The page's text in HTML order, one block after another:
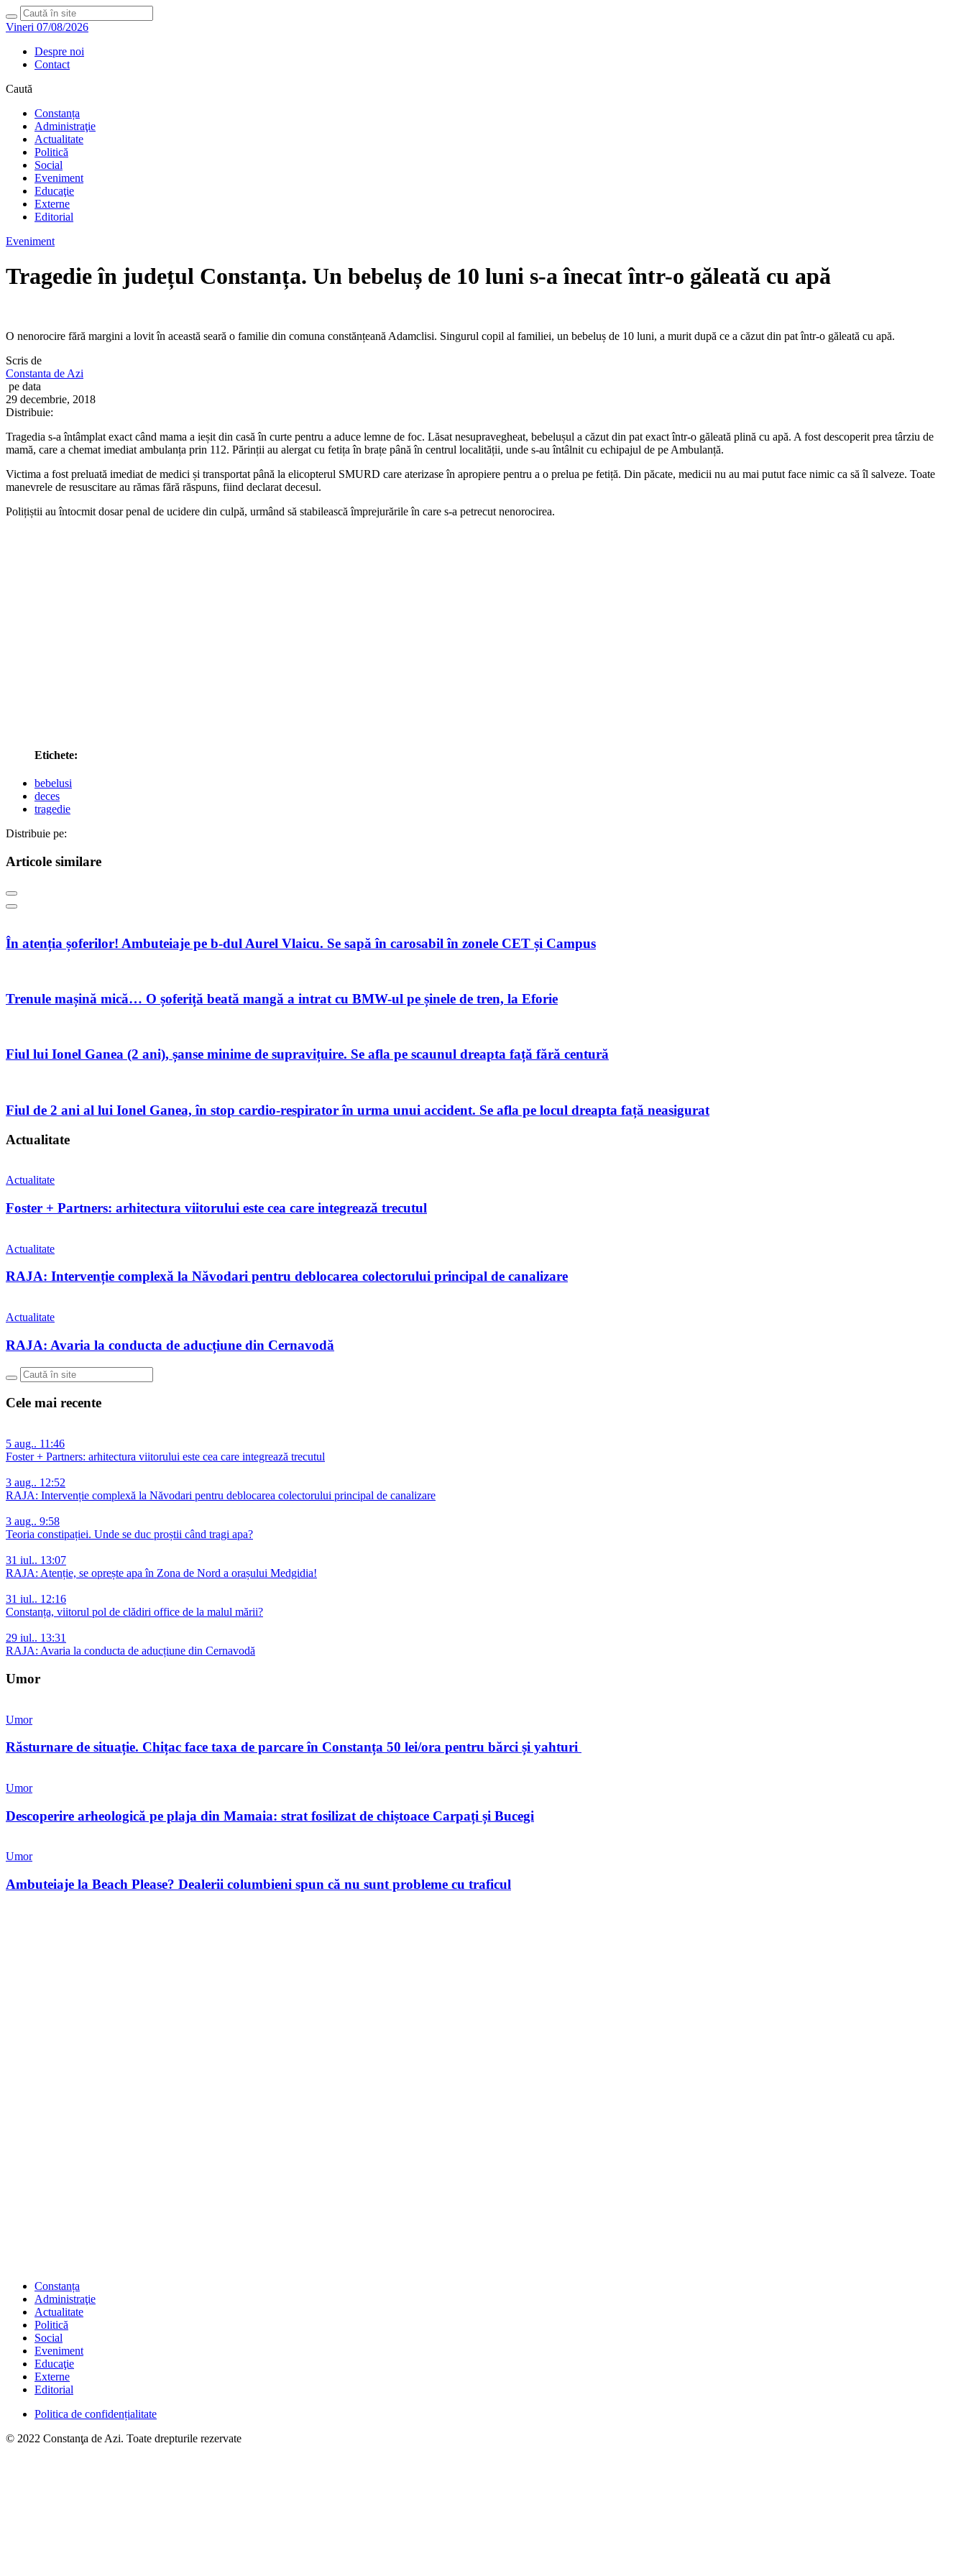
Vineri 07/08/2026
Despre noi
Contact
Caută
Constanța
Administraţie
Actualitate
Politică
Social
Eveniment
Educaţie
Externe
Editorial
Eveniment
Tragedie în județul Constanța. Un bebeluș de 10 luni s-a înecat într-o găleată cu apă
O nenorocire fără margini a lovit în această seară o familie din comuna constănțeană Adamclisi. Singurul copil al familiei, un bebeluș de 10 luni, a murit după ce a căzut din pat într-o găleată cu apă.
Scris de
Constanta de Azi
pe data
29 decembrie, 2018
Distribuie:
Tragedia s-a întâmplat exact când mama a ieșit din casă în curte pentru a aduce lemne de foc. Lăsat nesupravegheat, bebelușul a căzut din pat exact într-o găleată plină cu apă. A fost descoperit prea târziu de
mamă, care a chemat imediat ambulanța prin 112. Părinții au alergat cu fetița în brațe până în centrul localității, unde s-au întâlnit cu echipajul de pe Ambulanță.
Victima a fost preluată imediat de medici și transportat până la elicopterul SMURD care aterizase în apropiere pentru a o prelua pe fetiță. Din păcate, medicii nu au mai putut face nimic ca să îl salveze. Toate
manevrele de resuscitare au rămas fără răspuns, fiind declarat decesul.
Polițiștii au întocmit dosar penal de ucidere din culpă, urmând să stabilească împrejurările în care s-a petrecut nenorocirea.
Etichete:
bebelusi
deces
tragedie
Distribuie pe:
Articole similare
În atenția șoferilor! Ambuteiaje pe b-dul Aurel Vlaicu. Se sapă în carosabil în zonele CET și Campus
Trenule mașină mică… O șoferiță beată mangă a intrat cu BMW-ul pe șinele de tren, la Eforie
Fiul lui Ionel Ganea (2 ani), șanse minime de supravițuire. Se afla pe scaunul dreapta față fără centură
Fiul de 2 ani al lui Ionel Ganea, în stop cardio-respirator în urma unui accident. Se afla pe locul dreapta față neasigurat
Actualitate
Actualitate
Foster + Partners: arhitectura viitorului este cea care integrează trecutul
Actualitate
RAJA: Intervenție complexă la Năvodari pentru deblocarea colectorului principal de canalizare
Actualitate
RAJA: Avaria la conducta de aducțiune din Cernavodă
Cele mai recente
5 aug.. 11:46
Foster + Partners: arhitectura viitorului este cea care integrează trecutul
3 aug.. 12:52
RAJA: Intervenție complexă la Năvodari pentru deblocarea colectorului principal de canalizare
3 aug.. 9:58
Teoria constipației. Unde se duc proștii când tragi apa?
31 iul.. 13:07
RAJA: Atenție, se oprește apa în Zona de Nord a orașului Medgidia!
31 iul.. 12:16
Constanța, viitorul pol de clădiri office de la malul mării?
29 iul.. 13:31
RAJA: Avaria la conducta de aducțiune din Cernavodă
Umor
Umor
Răsturnare de situație. Chițac face taxa de parcare în Constanța 50 lei/ora pentru bărci și yahturi
Umor
Descoperire arheologică pe plaja din Mamaia: strat fosilizat de chiștoace Carpați și Bucegi
Umor
Ambuteiaje la Beach Please? Dealerii columbieni spun că nu sunt probleme cu traficul
Constanța
Administraţie
Actualitate
Politică
Social
Eveniment
Educaţie
Externe
Editorial
Politica de confidențialitate
© 2022 Constanţa de Azi. Toate drepturile rezervate